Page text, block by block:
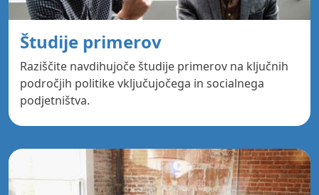
Študije primerov
Raziščite navdihujoče študije primerov na ključnih
področjih politike vključujočega in socialnega
podjetništva.